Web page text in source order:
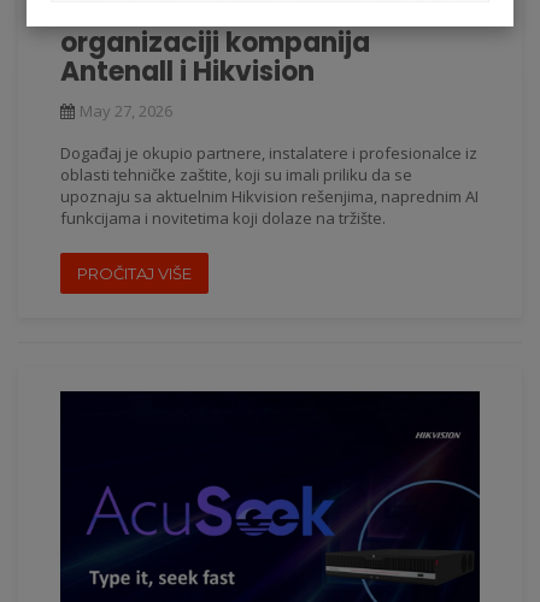
organizaciji kompanija
Antenall i Hikvision
May 27, 2026
Događaj je okupio partnere, instalatere i profesionalce iz
oblasti tehničke zaštite, koji su imali priliku da se
upoznaju sa aktuelnim Hikvision rešenjima, naprednim AI
funkcijama i novitetima koji dolaze na tržište.
PROČITAJ VIŠE